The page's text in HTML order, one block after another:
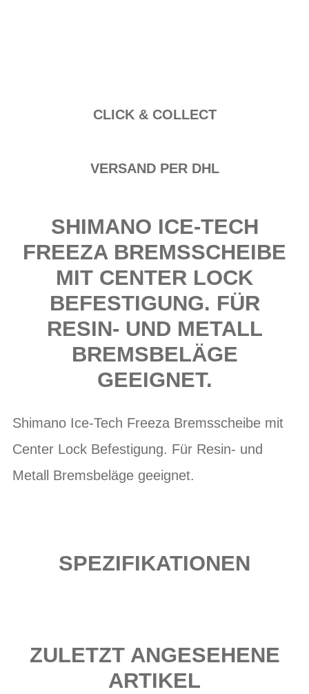
CLICK & COLLECT
VERSAND PER DHL
SHIMANO ICE-TECH
FREEZA BREMSSCHEIBE
MIT CENTER LOCK
BEFESTIGUNG. FÜR
RESIN- UND METALL
BREMSBELÄGE
GEEIGNET.
Shimano Ice-Tech Freeza Bremsscheibe mit
Center Lock Befestigung. Für Resin- und
Metall Bremsbeläge geeignet.
SPEZIFIKATIONEN
ZULETZT ANGESEHENE
ARTIKEL